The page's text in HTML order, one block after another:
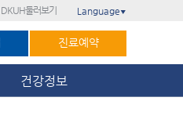
DKUH둘러보기 Language ▼
진료예약
건강정보